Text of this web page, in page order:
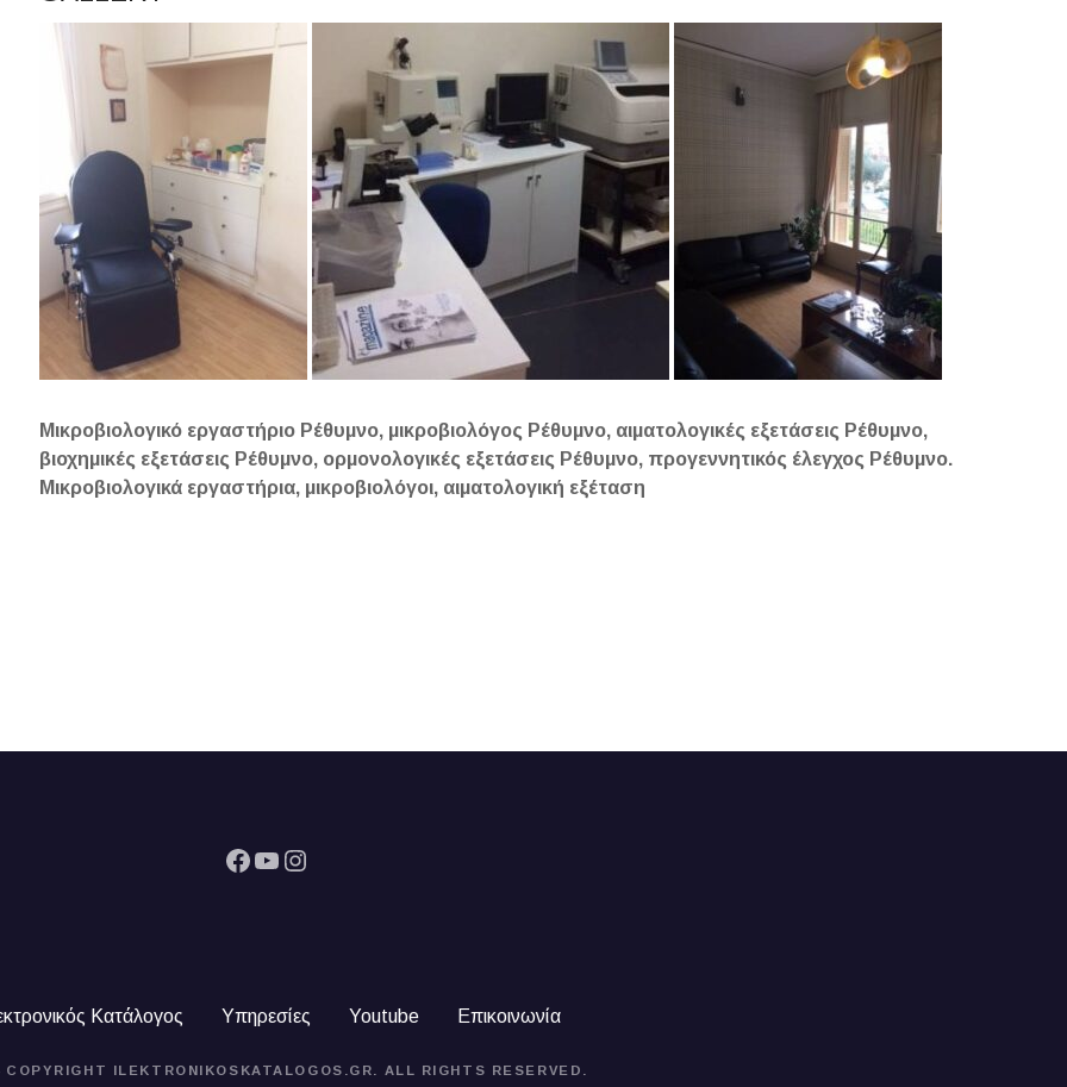
Μικροβιολογικό εργαστήριο Ρέθυμνο, μικροβιολόγος Ρέθυμνο, αιματολογικές εξετάσεις Ρέθυμνο,
βιοχημικές εξετάσεις Ρέθυμνο, ορμονολογικές εξετάσεις Ρέθυμνο, προγεννητικός έλεγχος Ρέθυμνο.
Μικροβιολογικά εργαστήρια, μικροβιολόγοι, αιματολογική εξέταση
Facebook YouTube Instagram
Κατάλογος Υπηρεσίες Youtube Επικοινωνία
COPYRIGHT ILEKTRONIKOSKATALOGOS.GR. ALL RIGHTS RESERVED.